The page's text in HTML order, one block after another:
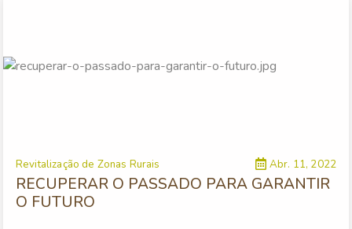
Revitalização de Zonas Rurais Abr. 11, 2022
RECUPERAR O PASSADO PARA GARANTIR
O FUTURO